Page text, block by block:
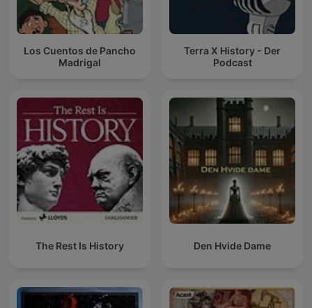
Los Cuentos de Pancho
Madrigal
Terra X History - Der
Podcast
The Rest Is History Den Hvide Dame